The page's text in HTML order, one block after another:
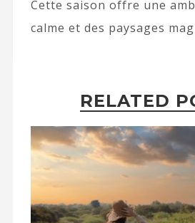
Cette saison offre une
calme et des paysages
RELATED